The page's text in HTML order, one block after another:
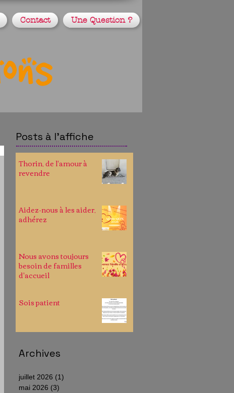
Contact Une Question ?
Posts à l'affiche
Thorin, de l'amour à
revendre
Aidez-nous à les aider,
adhérez
Nous avons toujours
besoin de familles
d'accueil
Sois patient
Archives
juillet 2026 (1)
mai 2026 (3)